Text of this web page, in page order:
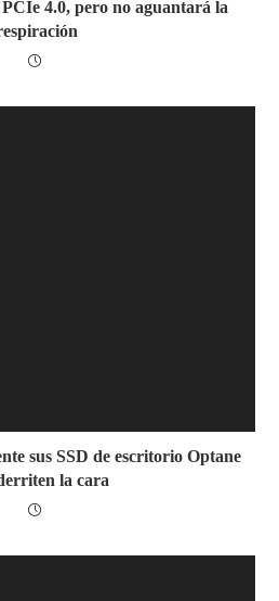
4.0, pero no aguantará la
sus SSD de escritorio Optane
la cara